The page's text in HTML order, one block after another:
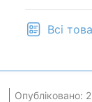
Всі
Опубліковано: